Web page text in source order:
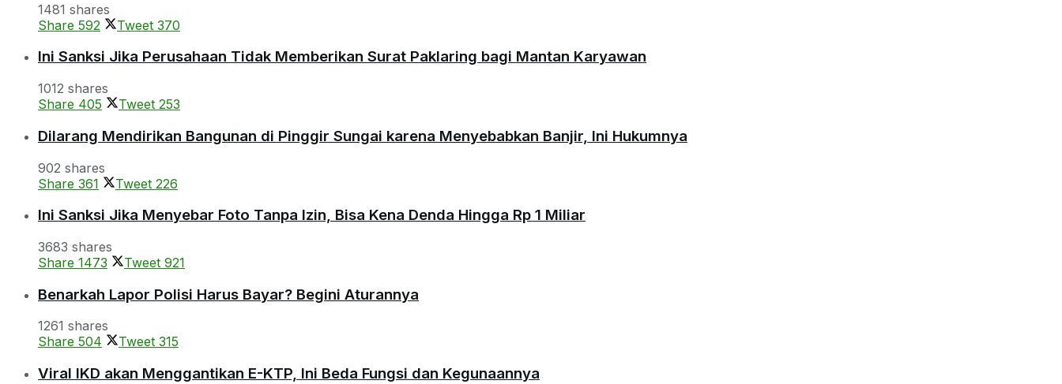
1481 shares
Share 592 Tweet 370
Ini Sanksi Jika Perusahaan Tidak Memberikan Surat Paklaring bagi Mantan Karyawan
1012 shares
Share 405 Tweet 253
Dilarang Mendirikan Bangunan di Pinggir Sungai karena Menyebabkan Banjir, Ini Hukumnya
902 shares
Share 361 Tweet 226
Ini Sanksi Jika Menyebar Foto Tanpa Izin, Bisa Kena Denda Hingga Rp 1 Miliar
3683 shares
Share 1473 Tweet 921
Benarkah Lapor Polisi Harus Bayar? Begini Aturannya
1261 shares
Share 504 Tweet 315
Viral IKD akan Menggantikan E-KTP, Ini Beda Fungsi dan Kegunaannya